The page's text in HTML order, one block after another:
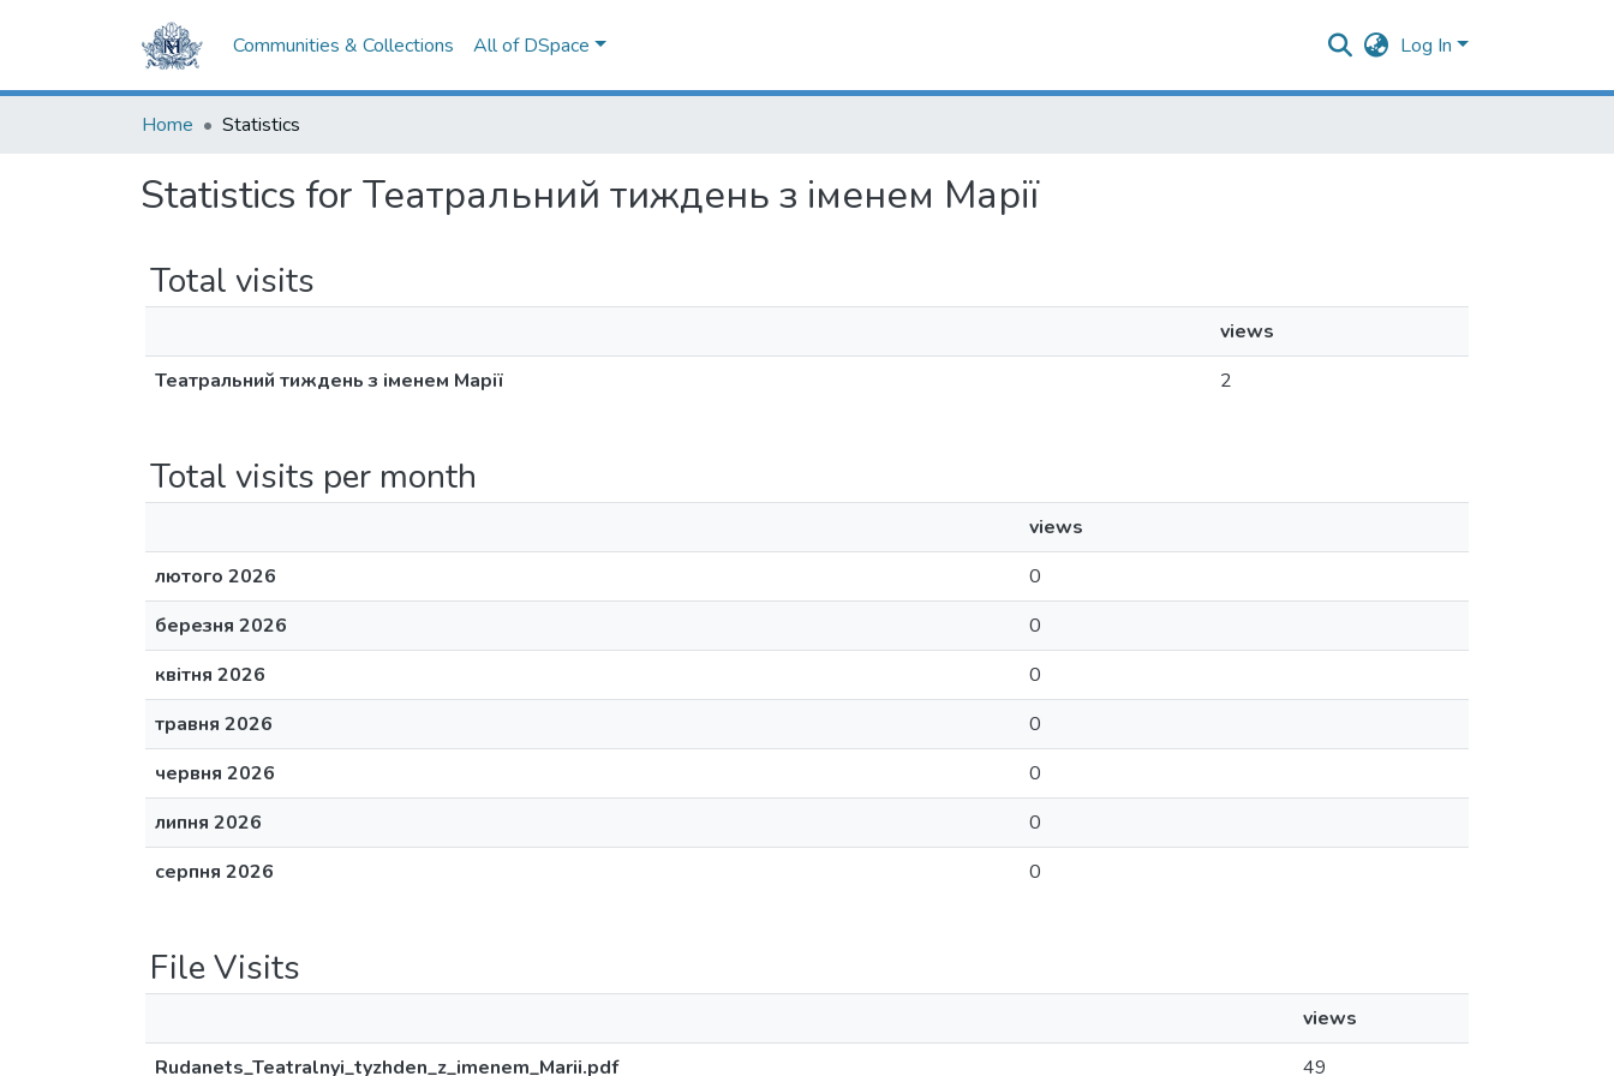
Communities & Collections All of DSpace Log In
Home Statistics
Statistics for Театральний тиждень з іменем Марії
Total visits
views
Театральний тиждень з іменем Марії
2
Total visits per month
views
лютого 2026
0
березня 2026
0
квітня 2026
0
травня 2026
0
червня 2026
0
липня 2026
0
серпня 2026
0
File Visits
views
Rudanets_Teatralnyi_tyzhden_z_imenem_Marii.pdf
49